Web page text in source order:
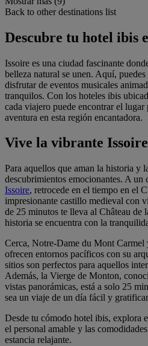
Back to other destinations list
Descubre tu hotel ibis
Issoire es una ciudad fascinante
belleza natural se unen. Aquí,
disfrutar de eventos musicales
tranquilos. Con los hoteles ibis
cada viajero puede encontrar el
aventura en esta región encantadora.
Vive la vibrante
Para aquellos que aman la historia y
descubrimientos emocionantes. A un
Issoire, retrocede en el tiempo en el
impresionante castillo medieval con
de 25 minutos te lleva al Château de
historia se encuentra con la
Cerca, Notre-Dame du Mont Carmel
ofrecen entornos pacíficos con su
sitios son perfectos para aquellos
Además, la Vierge de Monton,
vistas panorámicas, está a solo 25
sea un viaje de un día fácil y
Desde tu cómodo hotel ibis, explora
el personal amable y las
estancia relajante.